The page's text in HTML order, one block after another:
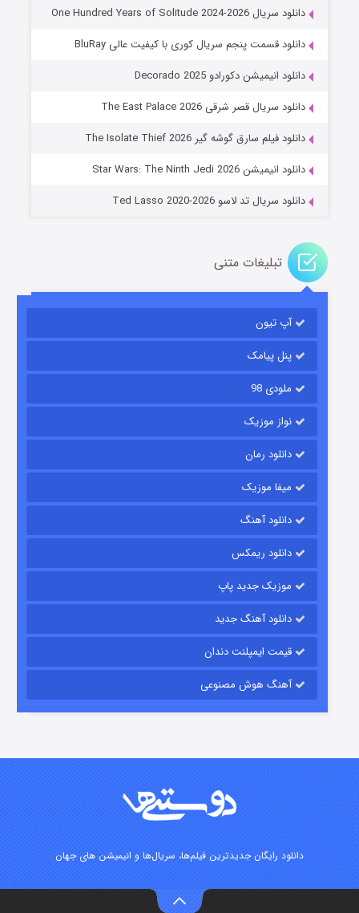
جادوگری در مغولستان
قسمت۱۴ (زیرنویس) منتشر شد
قسمت
قسمت۲ (دوبله) منتشر شد
دانلود سریال One Hundred Years of Solitude 2024-2026
دانلود قسمت پنجم سریال کوری با کیفیت عالی BluRay
دانلود انیمیشن دکورادو Decorado 2025
دانلود سریال قصر شرقی The East Palace 2026
دانلود فیلم سارق گوشه گیر The Isolate Thief 2026
دانلود انیمیشن Star Wars: The Ninth Jedi 2026
دانلود سریال تد لاسو Ted Lasso 2020-2026
تبلیغات متنی
آپ تیون
پنل پیامک
ملودی 98
نواز موزیک
دانلود رمان
میفا موزیک
دانلود آهنگ
دانلود ریمکس
موزیک جدید پاپ
دانلود آهنگ جدید
قیمت ایمپلنت دندان
آهنگ هوش مصنوعی
دانلود رایگان جدیدترین فیلم‌ها، سریال‌ها و انیمیشن های جهان